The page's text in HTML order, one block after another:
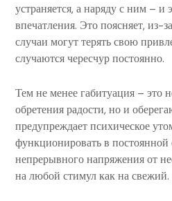
устраняется, а наряду с ним – и
впечатления. Это поясняет, из-
случаи могут терять свою
случаются чересчур постоянно.
Тем не менее габитуация – это
обретения радости, но и
предупреждает психическое
функционировать в постоянной
непрерывного напряжения от
на любой стимул как на свежий.